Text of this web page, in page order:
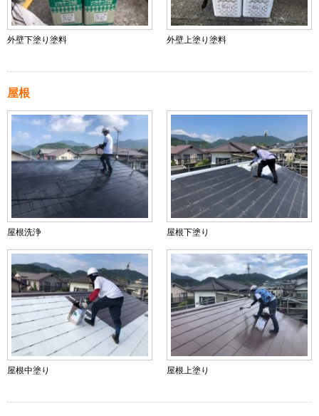
外壁下塗り塗料 外壁上塗り塗料
屋根
屋根洗浄 屋根下塗り
屋根中塗り 屋根上塗り